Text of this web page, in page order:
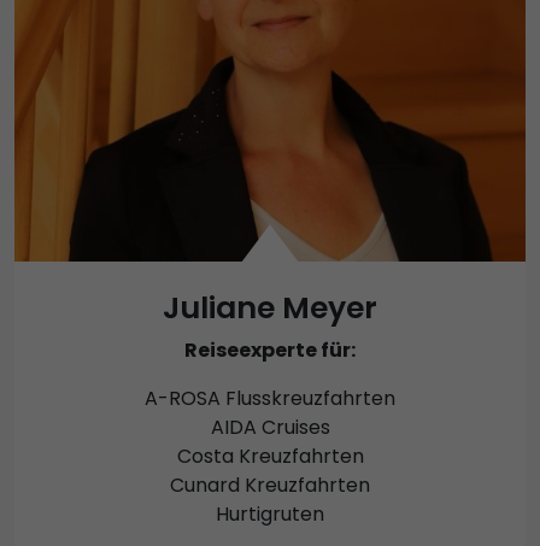
Juliane Meyer
Reiseexperte für:
A-ROSA Flusskreuzfahrten
AIDA Cruises
Costa Kreuzfahrten
Cunard Kreuzfahrten
Hurtigruten